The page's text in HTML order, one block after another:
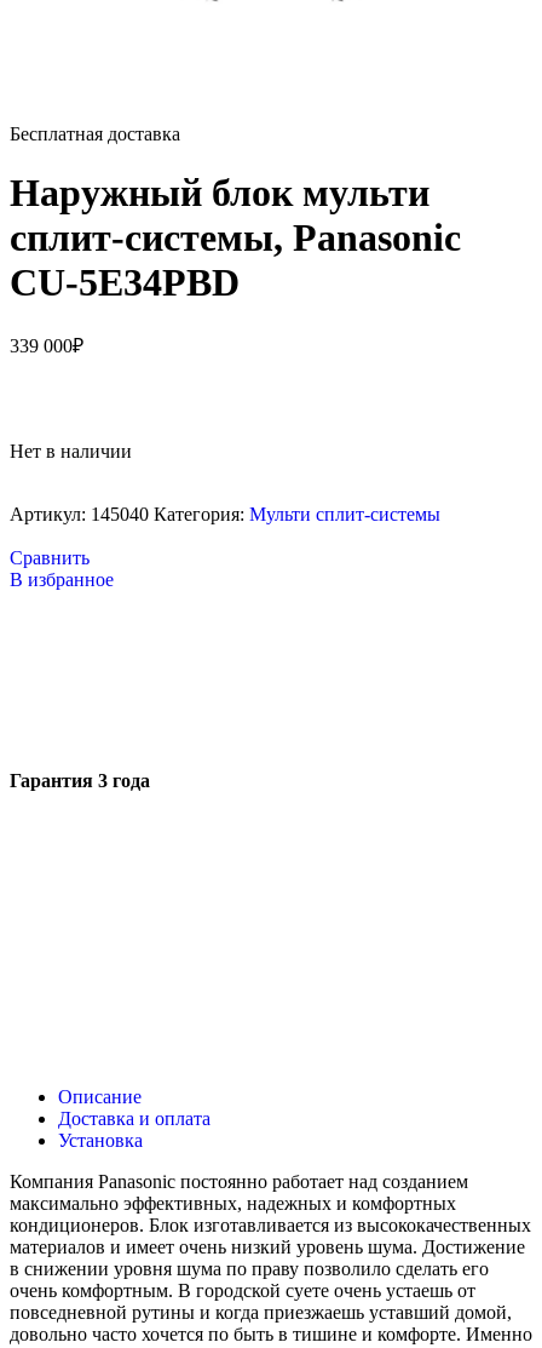
Бесплатная доставка
Наружный блок мульти
сплит-системы, Panasonic
CU-5E34PBD
339 000₽
Нет в наличии
Артикул: 145040 Категория: Мульти сплит-системы
Сравнить
В избранное
Гарантия 3 года
Описание
Доставка и оплата
Установка
Компания Panasonic постоянно работает над созданием
максимально эффективных, надежных и комфортных
кондиционеров. Блок изготавливается из высококачественных
материалов и имеет очень низкий уровень шума. Достижение
в снижении уровня шума по праву позволило сделать его
очень комфортным. В городской суете очень устаешь от
повседневной рутины и когда приезжаешь уставший домой,
довольно часто хочется по быть в тишине и комфорте. Именно